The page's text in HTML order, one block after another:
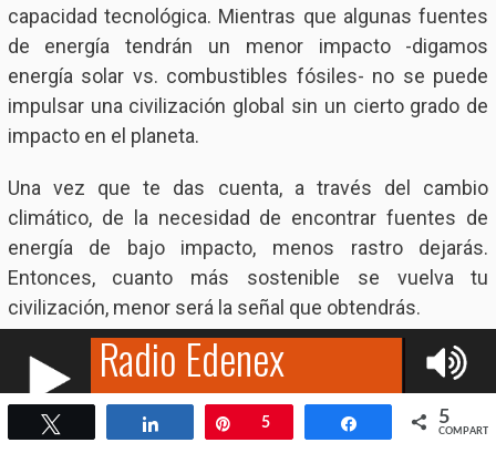
capacidad tecnológica. Mientras que algunas fuentes
de energía tendrán un menor impacto -digamos
energía solar vs. combustibles fósiles- no se puede
impulsar una civilización global sin un cierto grado de
impacto en el planeta.
Una vez que te das cuenta, a través del cambio
climático, de la necesidad de encontrar fuentes de
energía de bajo impacto, menos rastro dejarás.
Entonces, cuanto más sostenible se vuelva tu
civilización, menor será la señal que obtendrás.
Compartir Pin5 Compartir5